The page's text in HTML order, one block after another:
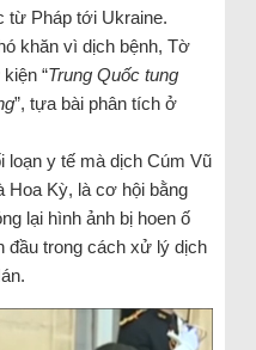
từ Pháp tới Ukraine.
khăn vì dịch bệnh, Tờ
“Trung Quốc tung
”, tựa bài phân tích ở
loạn y tế mà dịch Cúm Vũ
Hoa Kỳ, là cơ hội bằng
lại hình ảnh bị hoen ố
đầu trong cách xử lý dịch